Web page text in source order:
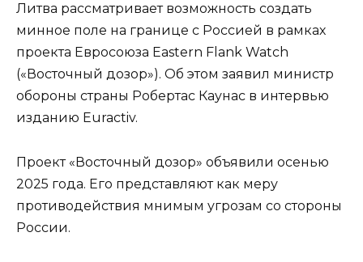
Литва рассматривает возможность создать
минное поле на границе с Россией в рамках
проекта Евросоюза Eastern Flank Watch
(«Восточный дозор»). Об этом заявил министр
обороны страны Робертас Каунас в интервью
изданию Euractiv.
Проект «Восточный дозор» объявили осенью
2025 года. Его представляют как меру
противодействия мнимым угрозам со стороны
России.